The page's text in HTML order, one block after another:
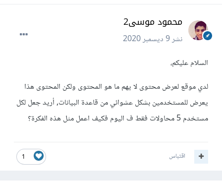
محمود موسى2
نشر9 ديسمبر 2020
السلام عليكم،
لدي موقع لعرض محتوى لا يهم ما هو المحتوى ولكن المحتوى هذا
يعرض للمستخدمين بشكل عشوائي من قاعدة البيانات, أريد جعل لكل
مستخدم 5 محاولات فقط ف اليوم فكيف اعمل مثل هذه الفكرة؟
1 اقتباس